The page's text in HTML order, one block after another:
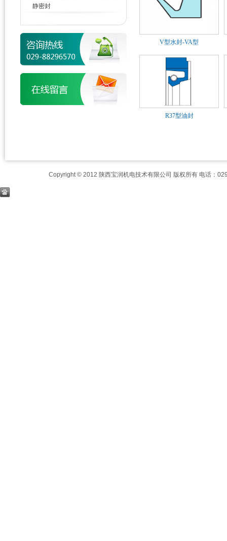
静密封
V型水封-VA型
R37型油封
Copyright © 2012 陕西宝润机电技术有限公司 版权所有 电话：